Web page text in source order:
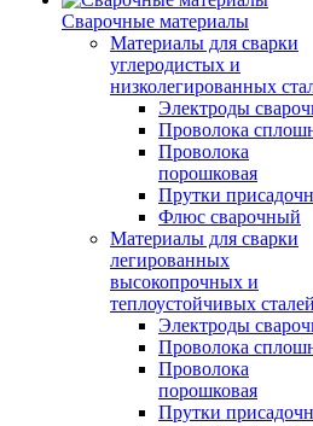
Сварочные материалы
Материалы для сварки
углеродистых и
низколегированных
Электроды
Проволока
Проволока
порошковая
Прутки
Флюс сварочный
Материалы для сварки
легированных
высокопрочных и
теплоустойчивых сталей
Электроды
Проволока
Проволока
порошковая
Прутки